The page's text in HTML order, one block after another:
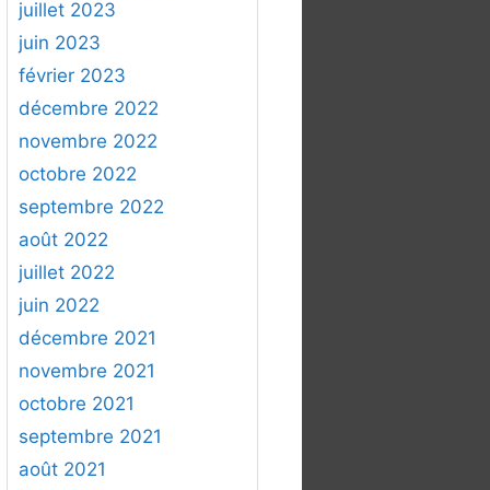
juillet 2023
juin 2023
février 2023
décembre 2022
novembre 2022
octobre 2022
septembre 2022
août 2022
juillet 2022
juin 2022
décembre 2021
novembre 2021
octobre 2021
septembre 2021
août 2021